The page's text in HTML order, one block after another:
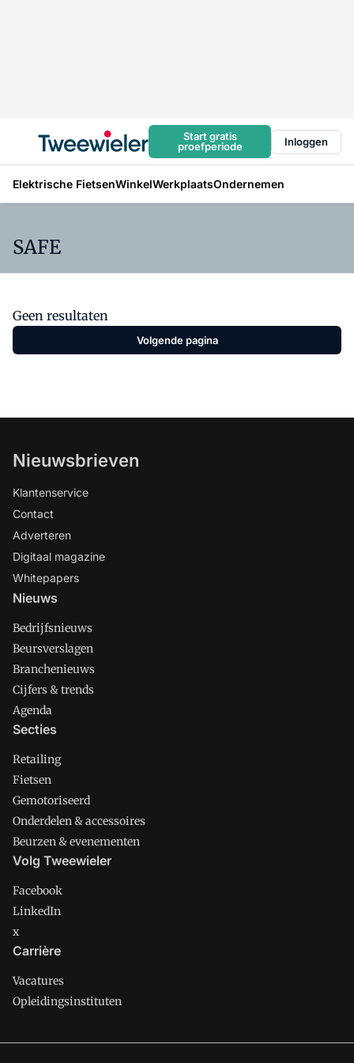
Start gratis
proefperiode
Inloggen
Elektrische FietsenWinkelWerkplaatsOndernemen
SAFE
Geen resultaten
Volgende pagina
Nieuwsbrieven
Klantenservice
Contact
Adverteren
Digitaal magazine
Whitepapers
Nieuws
Bedrijfsnieuws
Beursverslagen
Branchenieuws
Cijfers & trends
Agenda
Secties
Retailing
Fietsen
Gemotoriseerd
Onderdelen & accessoires
Beurzen & evenementen
Volg Tweewieler
Facebook
LinkedIn
x
Carrière
Vacatures
Opleidingsinstituten